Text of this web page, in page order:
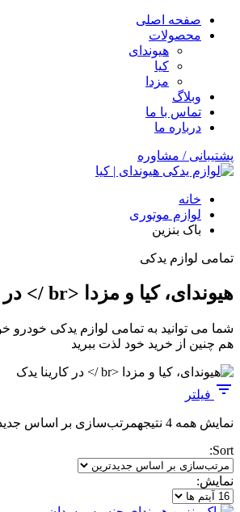
صفحه اصلی
محصولات
هیوندای
کیا
مزدا
وبلاگ
تماس با ما
درباره ما
پشتیبانی / مشاوره
خانه
لوازم موتوری
باک بنزین
تمامی لوازم یدکی
هیوندای، کیا و مزدا <br /> در کارینا یدک
شما می توانید به تمامی لوازم یدکی خودرو
هم چنین از خرید خود لذت ببرید
فیلتر
نمایش همه 4 نتیجه
مرتب‌سازی بر اساس
Sort:
نمایش: